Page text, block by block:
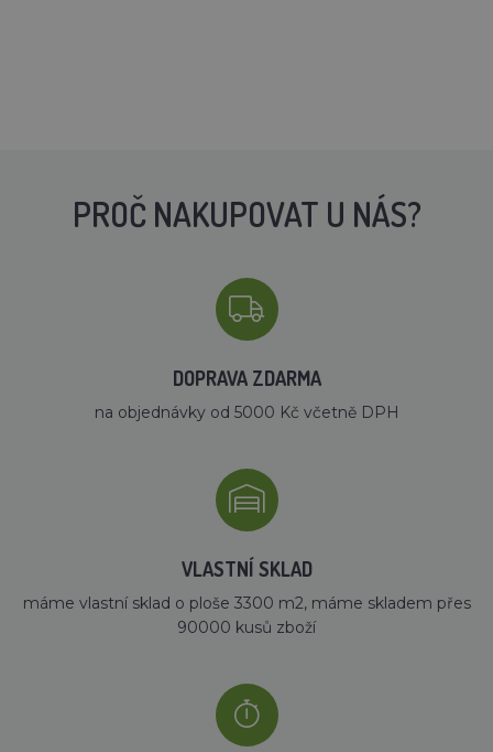
PROČ NAKUPOVAT U NÁS?
DOPRAVA ZDARMA
na objednávky od 5000 Kč včetně DPH
VLASTNÍ SKLAD
máme vlastní sklad o ploše 3300 m2, máme skladem přes
90000 kusů zboží